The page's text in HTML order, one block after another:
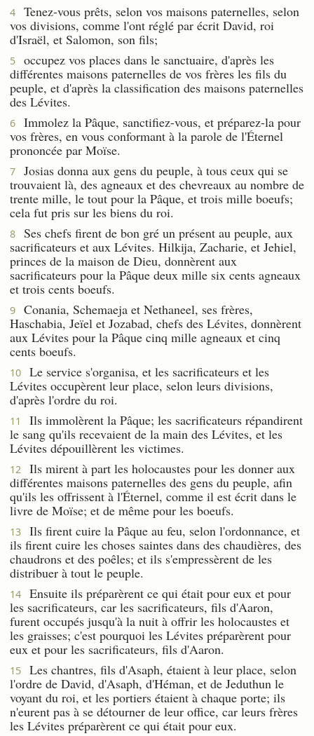
4
Tenez-vous prêts, selon vos maisons paternelles, selon
vos divisions, comme l'ont réglé par écrit David, roi
d'Israël, et Salomon, son fils;
5
occupez vos places dans le sanctuaire, d'après les
différentes maisons paternelles de vos frères les fils du
peuple, et d'après la classification des maisons paternelles
des Lévites.
6
Immolez la Pâque, sanctifiez-vous, et préparez-la pour
vos frères, en vous conformant à la parole de l'Éternel
prononcée par Moïse.
7
Josias donna aux gens du peuple, à tous ceux qui se
trouvaient là, des agneaux et des chevreaux au nombre de
trente mille, le tout pour la Pâque, et trois mille boeufs;
cela fut pris sur les biens du roi.
8
Ses chefs firent de bon gré un présent au peuple, aux
sacrificateurs et aux Lévites. Hilkija, Zacharie, et Jehiel,
princes de la maison de Dieu, donnèrent aux
sacrificateurs pour la Pâque deux mille six cents agneaux
et trois cents boeufs.
9
Conania, Schemaeja et Nethaneel, ses frères,
Haschabia, Jeïel et Jozabad, chefs des Lévites, donnèrent
aux Lévites pour la Pâque cinq mille agneaux et cinq
cents boeufs.
10
Le service s'organisa, et les sacrificateurs et les
Lévites occupèrent leur place, selon leurs divisions,
d'après l'ordre du roi.
11
Ils immolèrent la Pâque; les sacrificateurs répandirent
le sang qu'ils recevaient de la main des Lévites, et les
Lévites dépouillèrent les victimes.
12
Ils mirent à part les holocaustes pour les donner aux
différentes maisons paternelles des gens du peuple, afin
qu'ils les offrissent à l'Éternel, comme il est écrit dans le
livre de Moïse; et de même pour les boeufs.
13
Ils firent cuire la Pâque au feu, selon l'ordonnance, et
ils firent cuire les choses saintes dans des chaudières, des
chaudrons et des poêles; et ils s'empressèrent de les
distribuer à tout le peuple.
14
Ensuite ils préparèrent ce qui était pour eux et pour
les sacrificateurs, car les sacrificateurs, fils d'Aaron,
furent occupés jusqu'à la nuit à offrir les holocaustes et
les graisses; c'est pourquoi les Lévites préparèrent pour
eux et pour les sacrificateurs, fils d'Aaron.
15
Les chantres, fils d'Asaph, étaient à leur place, selon
l'ordre de David, d'Asaph, d'Héman, et de Jeduthun le
voyant du roi, et les portiers étaient à chaque porte; ils
n'eurent pas à se détourner de leur office, car leurs frères
les Lévites préparèrent ce qui était pour eux.